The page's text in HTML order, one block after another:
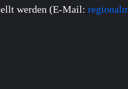
werden (E-Mail: